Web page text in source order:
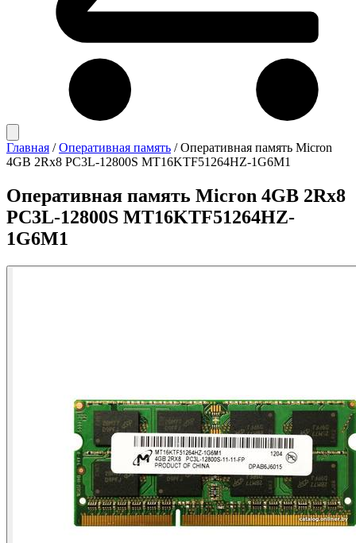
Главная / Оперативная память / Оперативная память Micron
4GB 2Rx8 PC3L-12800S MT16KTF51264HZ-1G6M1
Оперативная память Micron 4GB 2Rx8
PC3L-12800S MT16KTF51264HZ-
1G6M1